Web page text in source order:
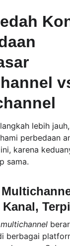
lebih
perbedaan
karena
sama.
multichannel
berbagai